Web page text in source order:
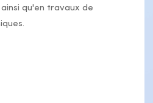
qu'en travaux de